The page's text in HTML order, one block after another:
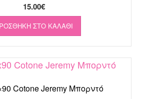
15.00€
ΣΤΟ ΚΑΛΆΘΙ
Cotone Jeremy Μπορντό